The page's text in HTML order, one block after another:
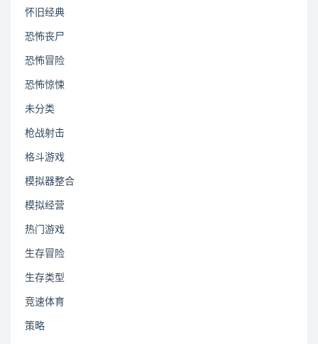
怀旧经典
恐怖丧尸
恐怖冒险
恐怖惊悚
未分类
枪战射击
格斗游戏
模拟器整合
模拟经营
热门游戏
生存冒险
生存类型
竞速体育
策略